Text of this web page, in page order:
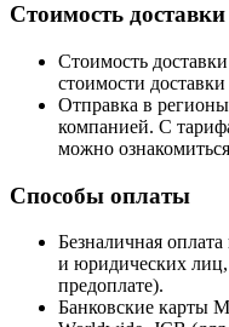
Стоимость
Стоимость
стоимости
Отправка в
компанией. С
можно
Способы оплаты
Безналичная
и юридических лиц,
предоплате).
Банковские карты